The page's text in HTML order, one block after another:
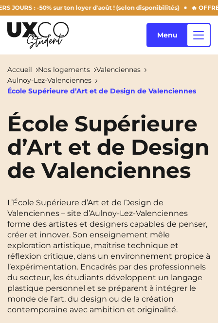
JOURS : -50% sur ton loyer d'août ! (selon disponibilités) 🔥 OFFRE
Nos logements
Annemasse Archamps
Aulnoy-Lez-Valenciennes Béziers
Bezons NEW! Blois
Brest Caen
Cergy-Pontoise Clermont-Ferrand
Chambéry NEW! Dijon
Gradignan Grenoble
La Rochelle Le Havre
Lille Limoges
Qui sommes-nous ?
Blog
FR
FR
EN
Instagram
TikTokFacebookYouTubeLinkedIn
Menu
Accueil Nos logements
Valenciennes
Aulnoy-Lez-Valenciennes
École Supérieure d’Art et de Design de Valenciennes
École Supérieure
d’Art et de Design
de Valenciennes
L’École Supérieure d’Art et de Design de
Valenciennes – site d’Aulnoy-Lez-Valenciennes
forme des artistes et designers capables de penser,
créer et innover. Son enseignement mêle
exploration artistique, maîtrise technique et
réflexion critique, dans un environnement propice à
l’expérimentation. Encadrés par des professionnels
du secteur, les étudiants développent un langage
plastique personnel et se préparent à intégrer le
monde de l’art, du design ou de la création
contemporaine avec ambition et originalité.